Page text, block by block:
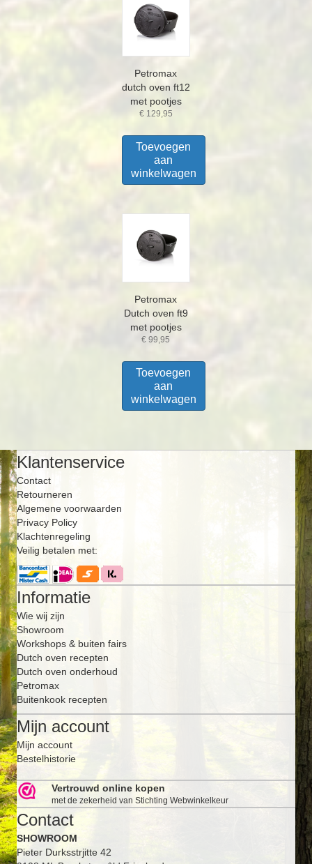
Petromax
dutch oven ft12
met pootjes
€129,95
Toevoegen
aan
winkelwagen
Petromax
Dutch oven ft9
met pootjes
€ 99,95
Toevoegen
aan
winkelwagen
Klantenservice
Contact
Retourneren
Algemene voorwaarden
Privacy Policy
Klachtenregeling
Veilig betalen met:
Informatie
Wie wij zijn
Showroom
Workshops & buiten fairs
Dutch oven recepten
Dutch oven onderhoud
Petromax
Buitenkook recepten
Mijn account
Mijn account
Bestelhistorie
Vertrouwd online kopen
met de zekerheid van Stichting Webwinkelkeur
Contact
SHOWROOM
Pieter Durksstrjitte 42